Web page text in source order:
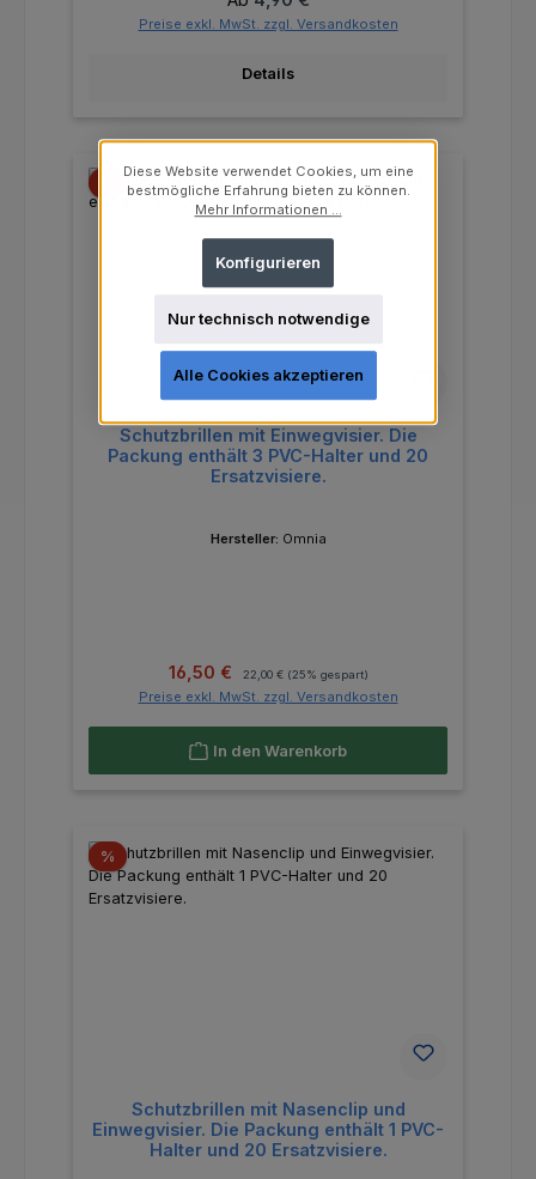
Preise exkl. MwSt. zzgl. Versandkosten
Details
Rabatt
Schutzbrillen mit Einwegvisier. Die
Packung enthält 3 PVC-Halter und 20
Ersatzvisiere.
Hersteller: Omnia
Verkaufspreis:
16,50 € Regulärer Preis:
22,00 € (25% gespart)
Preise exkl. MwSt. zzgl. Versandkosten
In den Warenkorb
%Rabatt
Schutzbrillen mit Nasenclip und
Einwegvisier. Die Packung enthält 1 PVC-
Halter und 20 Ersatzvisiere.
Diese Website verwendet Cookies, um eine
bestmögliche Erfahrung bieten zu können.
Mehr Informationen ...
Nur technisch notwendige
Konfigurieren
Alle Cookies akzeptieren